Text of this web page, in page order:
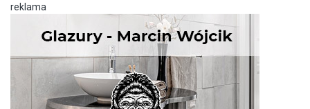
reklama